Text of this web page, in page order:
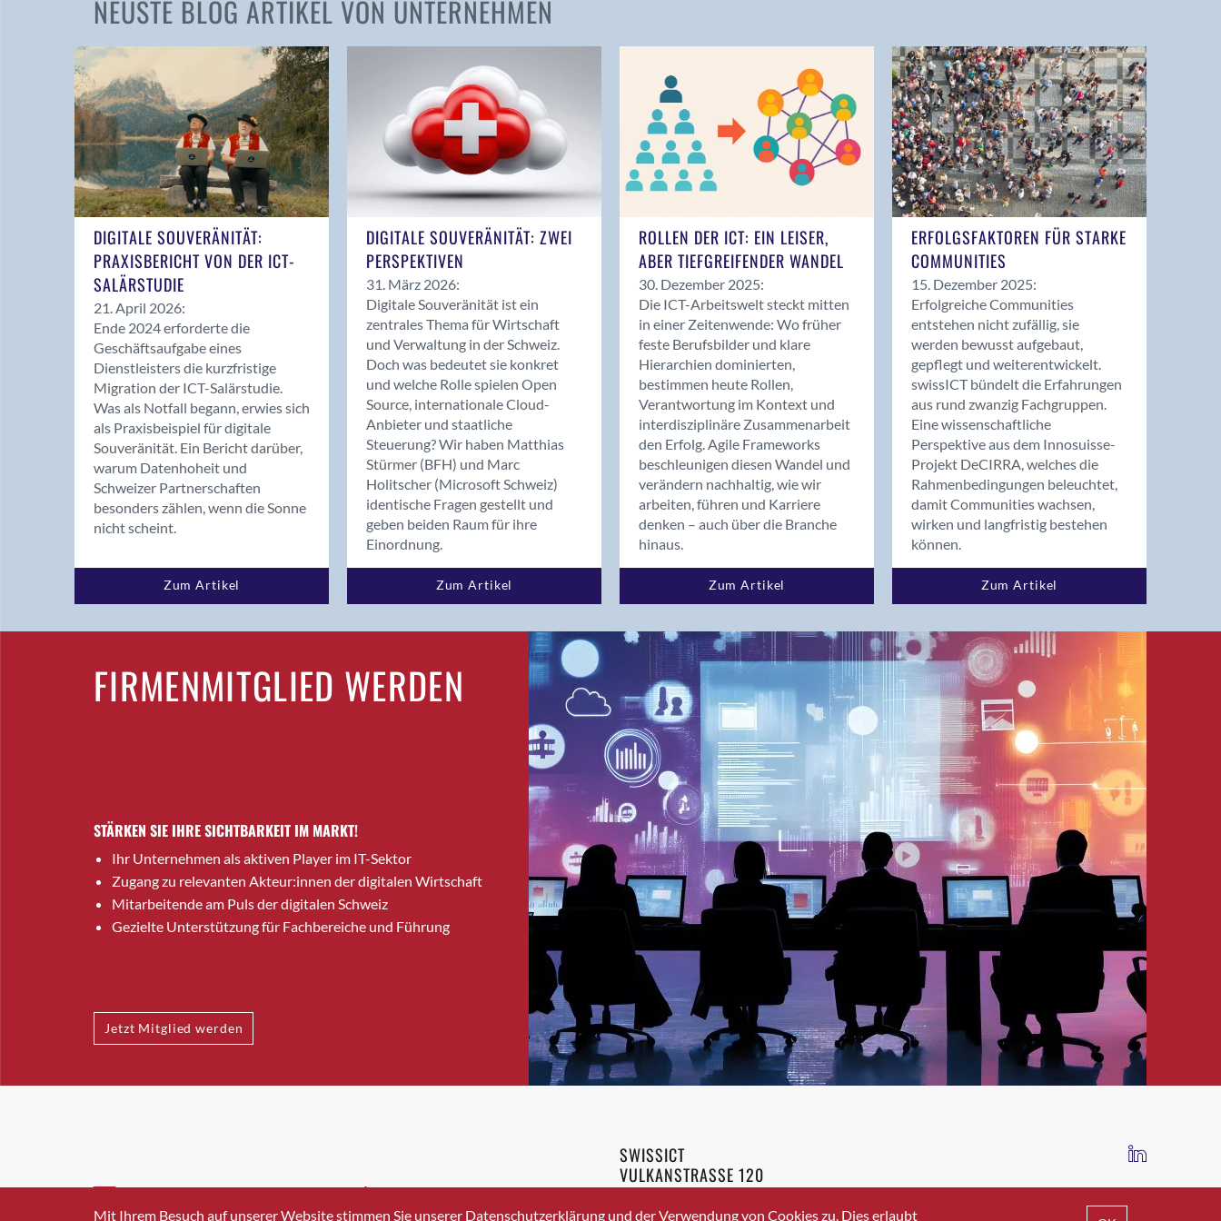
Andelfingen
Balsthal
Balzers
Bassersdorf
Benken (SG)
Bergdietikon
Bern - Liebefeld
Bolligen
Bonaduz
Bonstetten
Bottighofen
Bremgarten bei Bern
Brig-Glis
Bronschhofen
Brugg AG
Brütten
Bubendorf
Buchs (SG)
Bäretswil
Bülach
Cazis
Cham
Davos Platz
Davos Platz 1
NEUSTE BLOG ARTIKEL VON UNTERNEHMEN
DIGITALE SOUVERÄNITÄT:
PRAXISBERICHT VON DER ICT-
SALÄRSTUDIE
21. April 2026:
Ende 2024 erforderte die
Geschäftsaufgabe eines
Dienstleisters die kurzfristige
Migration der ICT-Salärstudie.
Was als Notfall begann, erwies sich
als Praxisbeispiel für digitale
Souveränität. Ein Bericht darüber,
warum Datenhoheit und
Schweizer Partnerschaften
besonders zählen, wenn die Sonne
nicht scheint.
Zum Artikel
DIGITALE SOUVERÄNITÄT: ZWEI
PERSPEKTIVEN
31. März 2026:
Digitale Souveränität ist ein
zentrales Thema für Wirtschaft
und Verwaltung in der Schweiz.
Doch was bedeutet sie konkret
und welche Rolle spielen Open
Source, internationale Cloud-
Anbieter und staatliche
Steuerung? Wir haben Matthias
Stürmer (BFH) und Marc
Holitscher (Microsoft Schweiz)
identische Fragen gestellt und
geben beiden Raum für ihre
Einordnung.
Zum Artikel
ROLLEN DER ICT: EIN LEISER,
ABER TIEFGREIFENDER WANDEL
30. Dezember 2025:
Die ICT-Arbeitswelt steckt mitten
in einer Zeitenwende: Wo früher
feste Berufsbilder und klare
Hierarchien dominierten,
bestimmen heute Rollen,
Verantwortung im Kontext und
interdisziplinäre Zusammenarbeit
den Erfolg. Agile Frameworks
beschleunigen diesen Wandel und
verändern nachhaltig, wie wir
arbeiten, führen und Karriere
denken – auch über die Branche
hinaus.
Zum Artikel
ERFOLGSFAKTOREN FÜR STARKE
COMMUNITIES
15. Dezember 2025:
Erfolgreiche Communities
entstehen nicht zufällig, sie
werden bewusst aufgebaut,
gepflegt und weiterentwickelt.
swissICT bündelt die Erfahrungen
aus rund zwanzig Fachgruppen.
Eine wissenschaftliche
Perspektive aus dem Innosuisse-
Projekt DeCIRRA, welches die
Rahmenbedingungen beleuchtet,
damit Communities wachsen,
wirken und langfristig bestehen
können.
Zum Artikel
FIRMENMITGLIED WERDEN
STÄRKEN SIE IHRE SICHTBARKEIT IM MARKT!
Ihr Unternehmen als aktiven Player im IT-Sektor
Zugang zu relevanten Akteur:innen der digitalen Wirtschaft
Mitarbeitende am Puls der digitalen Schweiz
Gezielte Unterstützung für Fachbereiche und Führung
Jetzt Mitglied werden
INFO@SWISSICT.CH +41 43 336 40 20
SWISSICT
VULKANSTRASSE 120
8048 ZURICH
IMPRESSUM DATENSCHUTZ AGB
Mit Ihrem Besuch auf unserer Website stimmen Sie unserer Datenschutzerklärung und der Verwendung von Cookies zu. Dies erlaubt